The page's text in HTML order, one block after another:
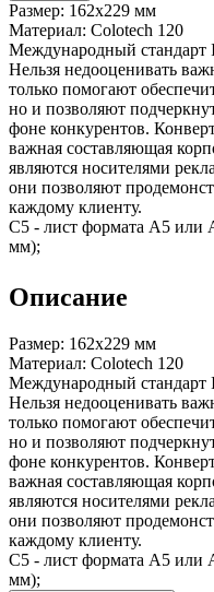
Размер: 162х229 мм
Материал: Colotech 120
Международный стандарт
Нельзя недооценивать
только помогают
но и позволяют
фоне конкурентов.
важная составляющая
являются носителями
они позволяют
каждому клиенту.
С5 - лист формата А5 или
мм);
Описание
Размер: 162х229 мм
Материал: Colotech 120
Международный стандарт
Нельзя недооценивать
только помогают
но и позволяют
фоне конкурентов.
важная составляющая
являются носителями
они позволяют
каждому клиенту.
С5 - лист формата А5 или
мм);